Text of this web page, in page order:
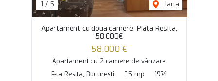
1 / 5 Harta
Apartament cu doua camere, Piata Resita,
58.000€
58,000 €
Apartament cu 2 camere de vânzare
P-ta Resita, Bucuresti
35 mp 1974